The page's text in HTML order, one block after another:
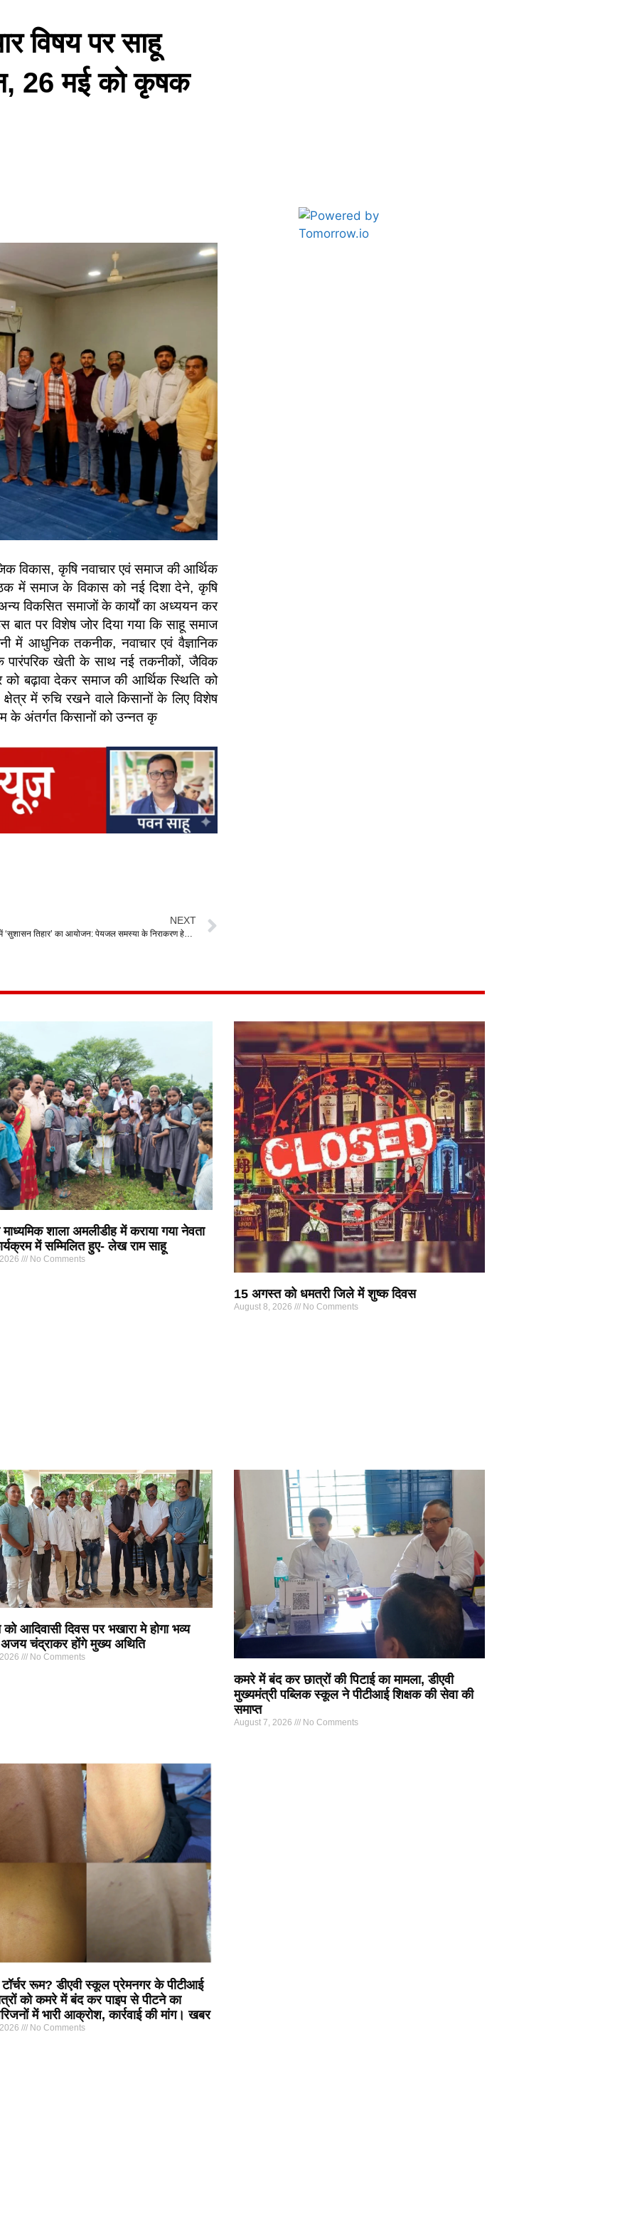
विषय पर साहू
26 मई को कृषक
विकास, कृषि नवाचार एवं समाज की आर्थिक
में समाज के विकास को नई दिशा देने, कृषि
विकसित समाजों के कार्यों का अध्ययन कर
पर विशेष जोर दिया गया कि साहू समाज
में आधुनिक तकनीक, नवाचार एवं वैज्ञानिक
पारंपरिक खेती के साथ नई तकनीकों, जैविक
बढ़ावा देकर समाज की आर्थिक स्थिति को
में रुचि रखने वाले किसानों के लिए विशेष
के अंतर्गत किसानों को उन्नत कृ
NEXT
ग्राम पिपरछेड़ी में ‘सुशासन तिहार’ का आयोजन: पेयजल समस्या के निराकरण हेतु जनपद सदस्यों ने पीएचई विभाग से की बोर खनन की मांग
शाला अमलीडीह में कराया गया नेवता
में सम्मिलित हुए- लेख राम साहू
No Comments
15 अगस्त को धमतरी जिले में शुष्क दिवस
August 8, 2026 No Comments
आदिवासी दिवस पर भखारा मे होगा भव्य
अजय चंद्राकर होंगे मुख्य अथिति
No Comments
कमरे में बंद कर छात्रों की पिटाई का मामला, डीएवी
मुख्यमंत्री पब्लिक स्कूल ने पीटीआई शिक्षक की सेवा की
समाप्त
August 7, 2026 No Comments
रूम? डीएवी स्कूल प्रेमनगर के पीटीआई
को कमरे में बंद कर पाइप से पीटने का
में भारी आक्रोश, कार्रवाई की मांग। खबर
No Comments